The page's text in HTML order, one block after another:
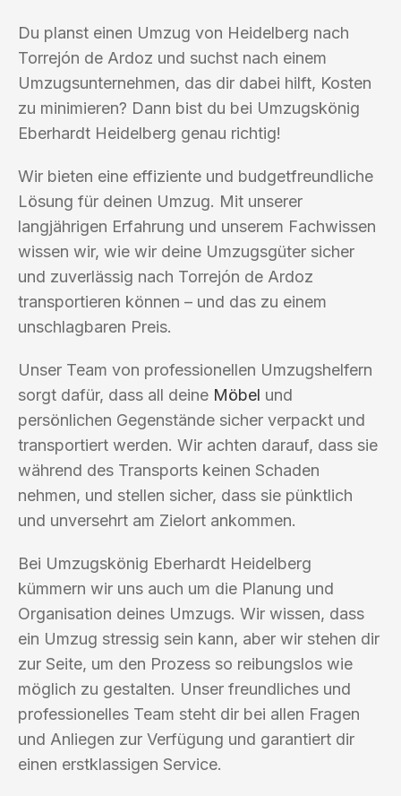
Du planst einen Umzug von Heidelberg nach
Torrejón de Ardoz und suchst nach einem
Umzugsunternehmen, das dir dabei hilft, Kosten
zu minimieren? Dann bist du bei Umzugskönig
Eberhardt Heidelberg genau richtig!
Wir bieten eine effiziente und budgetfreundliche
Lösung für deinen Umzug. Mit unserer
langjährigen Erfahrung und unserem Fachwissen
wissen wir, wie wir deine Umzugsgüter sicher
und zuverlässig nach Torrejón de Ardoz
transportieren können – und das zu einem
unschlagbaren Preis.
Unser Team von professionellen Umzugshelfern
sorgt dafür, dass all deine Möbel und
persönlichen Gegenstände sicher verpackt und
transportiert werden. Wir achten darauf, dass sie
während des Transports keinen Schaden
nehmen, und stellen sicher, dass sie pünktlich
und unversehrt am Zielort ankommen.
Bei Umzugskönig Eberhardt Heidelberg
kümmern wir uns auch um die Planung und
Organisation deines Umzugs. Wir wissen, dass
ein Umzug stressig sein kann, aber wir stehen dir
zur Seite, um den Prozess so reibungslos wie
möglich zu gestalten. Unser freundliches und
professionelles Team steht dir bei allen Fragen
und Anliegen zur Verfügung und garantiert dir
einen erstklassigen Service.